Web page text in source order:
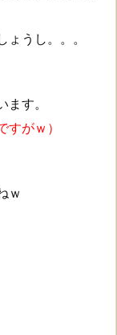
うし。。。
す。
がｗ）
ｗ